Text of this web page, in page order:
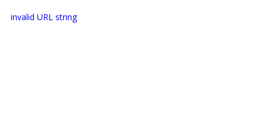
invalid URL string